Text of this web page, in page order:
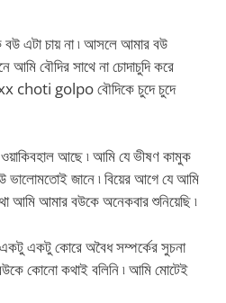
এটা চায় না ৷ আসলে আমার বউ
আমি বৌদির সাথে না চোদাচুদি করে
choti golpo বৌদিকে চুদে চুদে
আছে ৷ আমি যে ভীষণ কামুক
ভালোমতোই জানে ৷ বিয়ের আগে যে আমি
আমি আমার বউকে অনেকবার শুনিয়েছি ৷
একটু কোরে অবৈধ সম্পর্কের সুচনা
কোনো কথাই বলিনি ৷ আমি মোটেই